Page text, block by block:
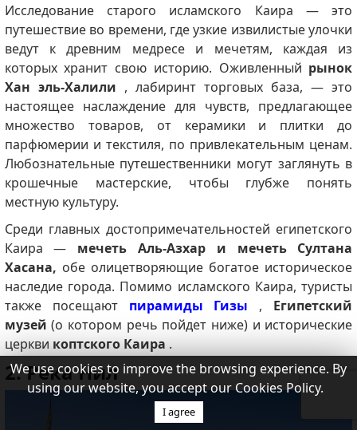
Исследование старого исламского Каира — это
путешествие во времени, где узкие извилистые улочки
ведут к древним медресе и мечетям, каждая из
которых хранит свою историю. Оживленный рынок
Хан эль-Халили , лабиринт торговых база, — это
настоящее наслаждение для чувств, предлагающее
множество товаров, от керамики и плитки до
парфюмерии и текстиля, по привлекательным ценам.
Любознательные путешественники могут заглянуть в
крошечные мастерские, чтобы глубже понять
местную культуру.
Среди главных достопримечательностей египетского
Каира — мечеть Аль-Азхар и мечеть Султана
Хасана, обе олицетворяющие богатое историческое
наследие города. Помимо исламского Каира, туристы
также посещают пирамиды Гизы , Египетский
музей (о котором речь пойдет ниже) и исторические
церкви коптского Каира .
2. Река Нил
We use cookies to improve the browsing experience. By
using our website, you accept our Cookies Policy.
I agree